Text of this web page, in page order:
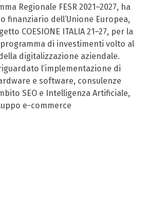
Regionale FESR 2021–2027, ha
finanziario dell’Unione Europea,
COESIONE ITALIA 21–27, per la
di investimenti volto al
digitalizzazione aziendale.
l’implementazione di
e software, consulenze
SEO e Intelligenza Artificiale,
e-commerce